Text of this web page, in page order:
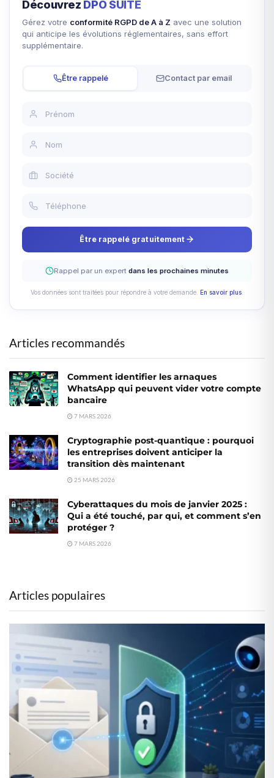
Découvrez DPO SUITE
Gérez votre conformité RGPD de A à Z avec une solution
qui anticipe les évolutions réglementaires, sans effort
supplémentaire.
Être rappelé Contact par email
Être rappelé gratuitement
Rappel par un expert dans les prochaines minutes
Vos données sont traitées pour répondre à votre demande. En savoir plus
Articles recommandés
Comment identifier les arnaques
WhatsApp qui peuvent vider votre compte
bancaire
7 MARS 2026
Cryptographie post-quantique : pourquoi
les entreprises doivent anticiper la
transition dès maintenant
25 MARS 2026
Cyberattaques du mois de janvier 2025 :
Qui a été touché, par qui, et comment s’en
protéger ?
7 MARS 2026
Articles populaires